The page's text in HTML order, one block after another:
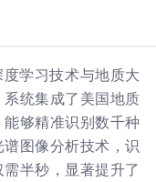
学习技术与地质大
统集成了美国地质
够精准识别数千种
图像分析技术，识
半秒，显著提升了